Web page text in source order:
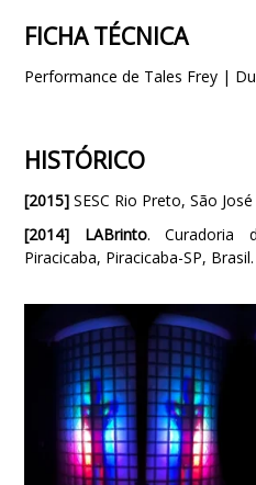
FICHA TÉCNICA
Performance de Tales Frey |
HISTÓRICO
[2015] SESC Rio Preto, São
[2014]
LABrinto. Curadoria
Piracicaba, Piracicaba-SP, Brasil.